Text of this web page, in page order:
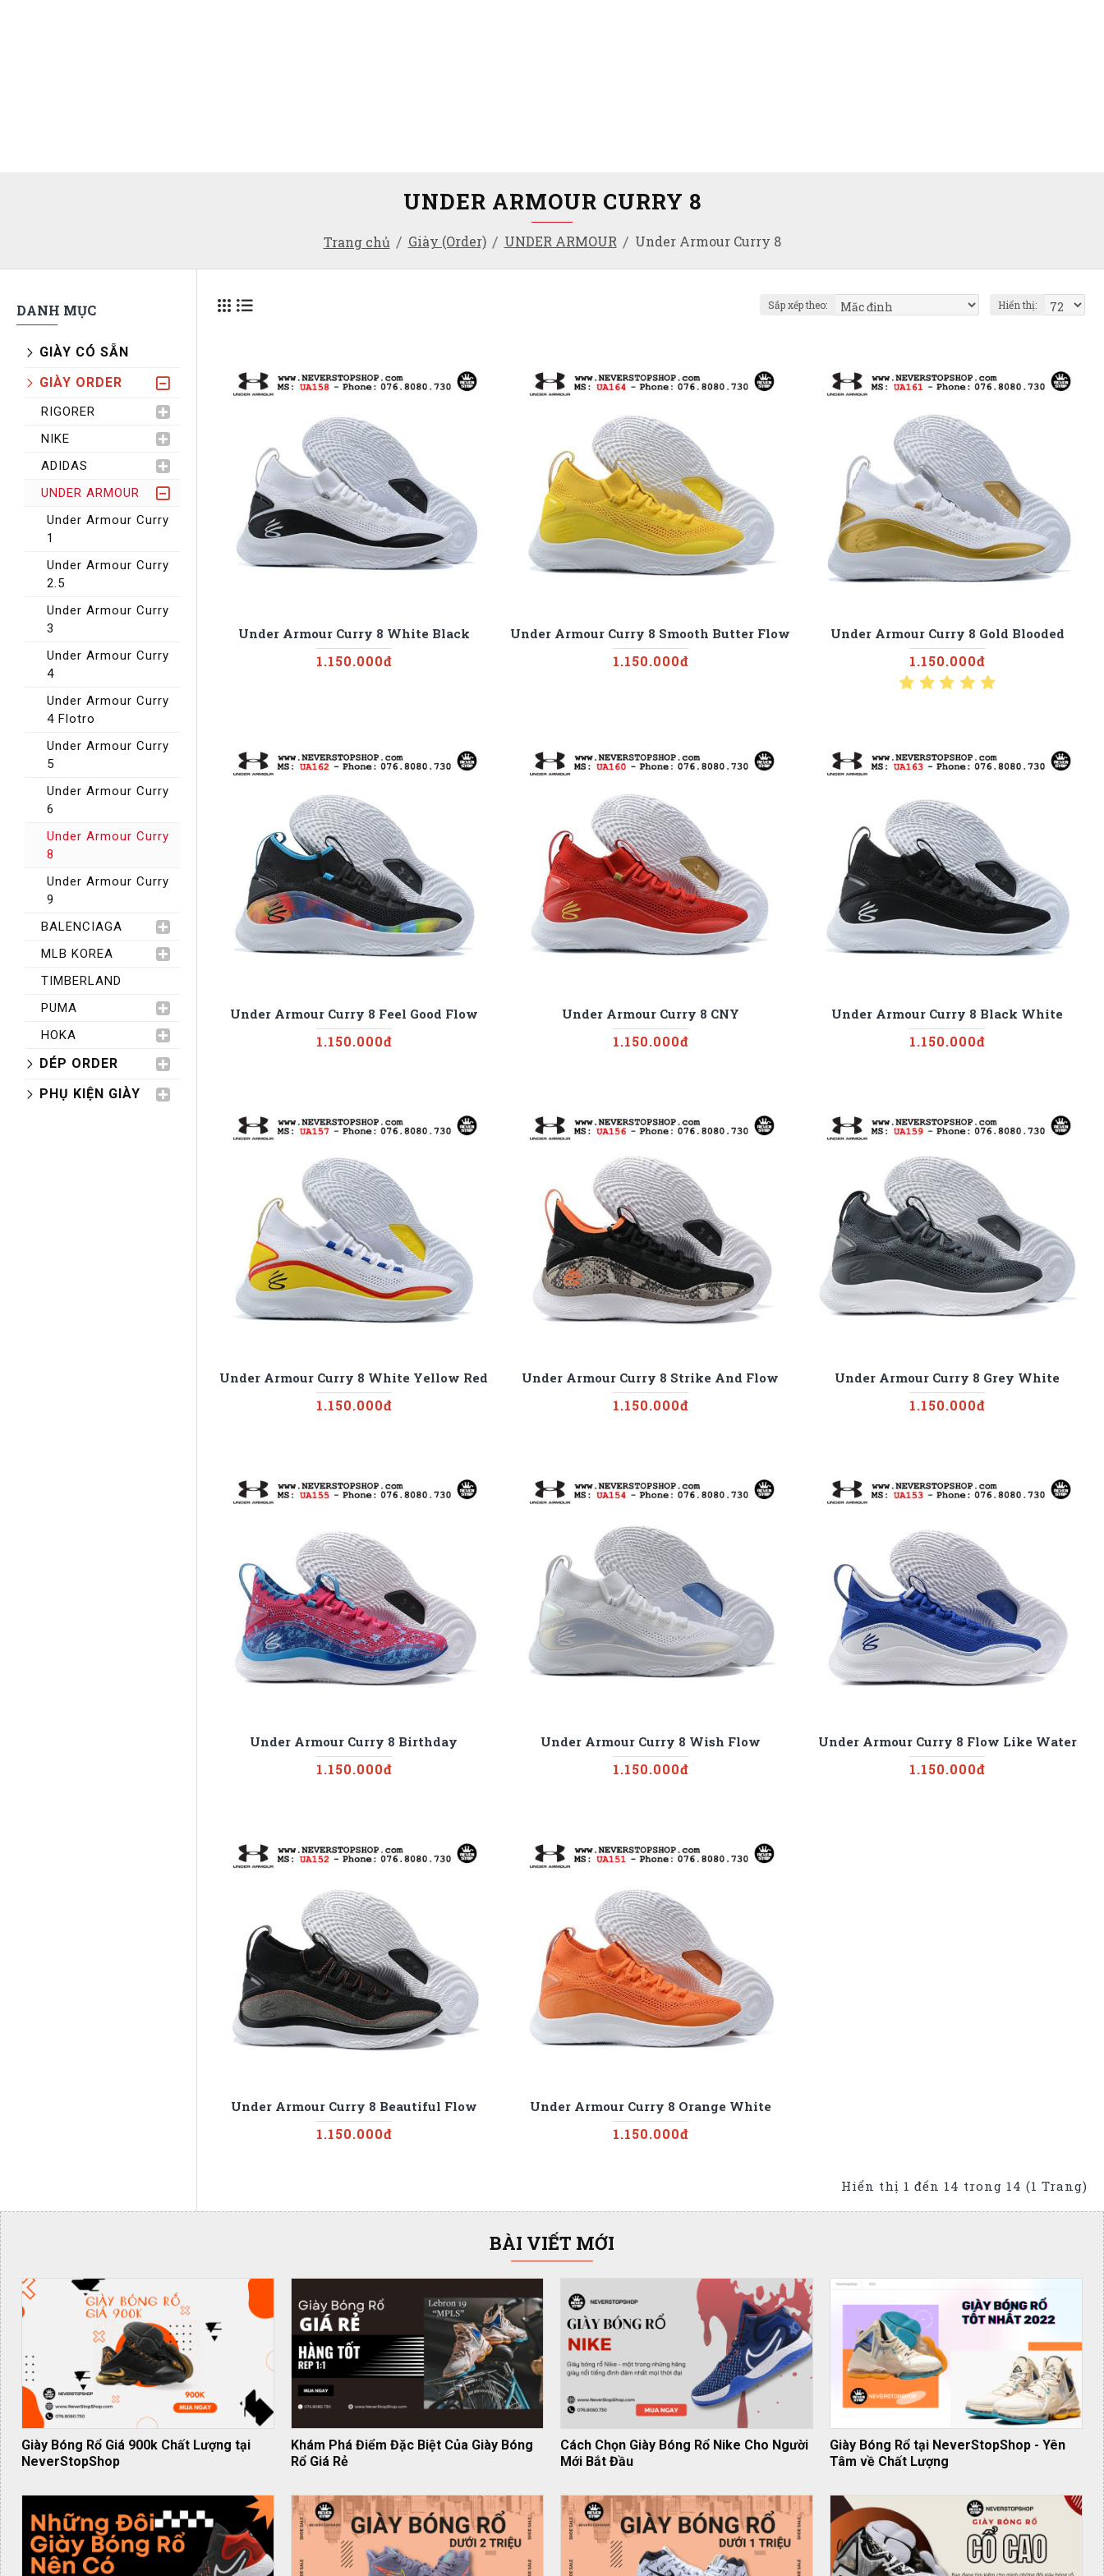
Trang chủ Giày (Order) UNDER ARMOUR Under Armour Curry 8
UNDER ARMOUR CURRY 8
DANH MỤC
GIÀY CÓ SẴN
GIÀY ORDER
RIGORER
NIKE
ADIDAS
UNDER ARMOUR
Under Armour Curry
1
Under Armour Curry
2.5
Under Armour Curry
3
Under Armour Curry
4
Under Armour Curry
4 Flotro
Under Armour Curry
5
Under Armour Curry
6
Under Armour Curry
8
Under Armour Curry
9
BALENCIAGA
MLB KOREA
TIMBERLAND
PUMA
HOKA
DÉP ORDER
PHỤ KIỆN GIÀY
Sắp xếp theo: Hiển thị:
Under Armour Curry 8 White Black
1.150.000đ
Under Armour Curry 8 Smooth Butter Flow
1.150.000đ
Under Armour Curry 8 Gold Blooded
1.150.000đ
Under Armour Curry 8 Feel Good Flow
1.150.000đ
Under Armour Curry 8 CNY
1.150.000đ
Under Armour Curry 8 Black White
1.150.000đ
Under Armour Curry 8 White Yellow Red
1.150.000đ
Under Armour Curry 8 Strike And Flow
1.150.000đ
Under Armour Curry 8 Grey White
1.150.000đ
Under Armour Curry 8 Birthday
1.150.000đ
Under Armour Curry 8 Wish Flow
1.150.000đ
Under Armour Curry 8 Flow Like Water
1.150.000đ
Under Armour Curry 8 Beautiful Flow
1.150.000đ
Under Armour Curry 8 Orange White
1.150.000đ
Hiển thị 1 đến 14 trong 14 (1 Trang)
BÀI VIẾT MỚI
Giày Bóng Rổ Giá 900k Chất Lượng tại
NeverStopShop
Khám Phá Điểm Đặc Biệt Của Giày Bóng
Rổ Giá Rẻ
Cách Chọn Giày Bóng Rổ Nike Cho Người
Mới Bắt Đầu
Giày Bóng Rổ tại NeverStopShop - Yên
Tâm về Chất Lượng